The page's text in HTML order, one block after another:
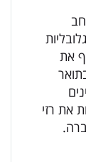
את
את רזי
.